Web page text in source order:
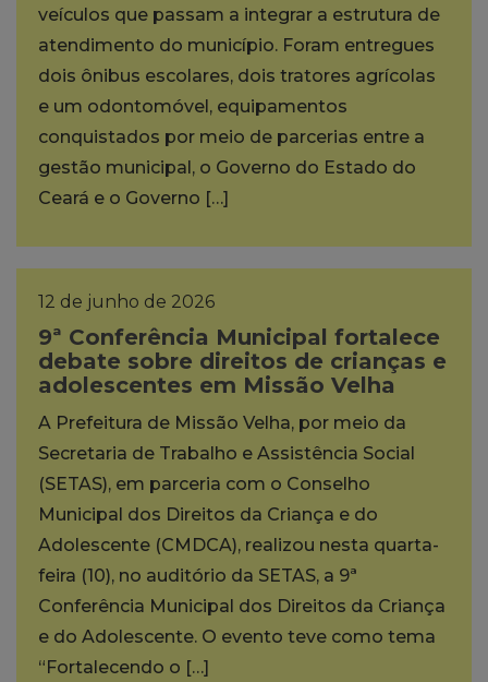
veículos que passam a integrar a estrutura de
atendimento do município. Foram entregues
dois ônibus escolares, dois tratores agrícolas
e um odontomóvel, equipamentos
conquistados por meio de parcerias entre a
gestão municipal, o Governo do Estado do
Ceará e o Governo […]
12 de junho de 2026
9ª Conferência Municipal fortalece
debate sobre direitos de crianças e
adolescentes em Missão Velha
A Prefeitura de Missão Velha, por meio da
Secretaria de Trabalho e Assistência Social
(SETAS), em parceria com o Conselho
Municipal dos Direitos da Criança e do
Adolescente (CMDCA), realizou nesta quarta-
feira (10), no auditório da SETAS, a 9ª
Conferência Municipal dos Direitos da Criança
e do Adolescente. O evento teve como tema
“Fortalecendo o […]